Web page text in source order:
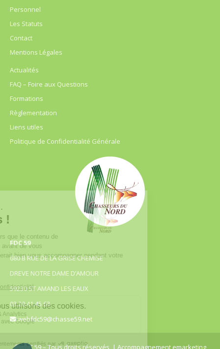
Personnel
Les Statuts
Contact
Mentions Légales
Actualités
FAQ – Foire aux Questions
Formations
Règlementation
Liens utiles
Politique de Confidentialité Générale
FDC 59
680 B RUE DE LA GRISE CHEMISE
DREVE NOTRE DAME D’AMOUR
59230 ST AMAND LES EAUX
03.20.41.45.63
webfdc59@chasse59.net
© FDC 59 – Tous droits réservés | Accompagnement emarketing